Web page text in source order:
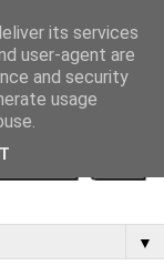
▼
its services
user-agent are
and security
usage